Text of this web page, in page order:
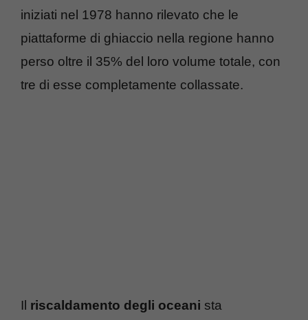
iniziati nel 1978 hanno rilevato che le
piattaforme di ghiaccio nella regione hanno
perso oltre il 35% del loro volume totale, con
tre di esse completamente collassate.
Il riscaldamento degli oceani sta